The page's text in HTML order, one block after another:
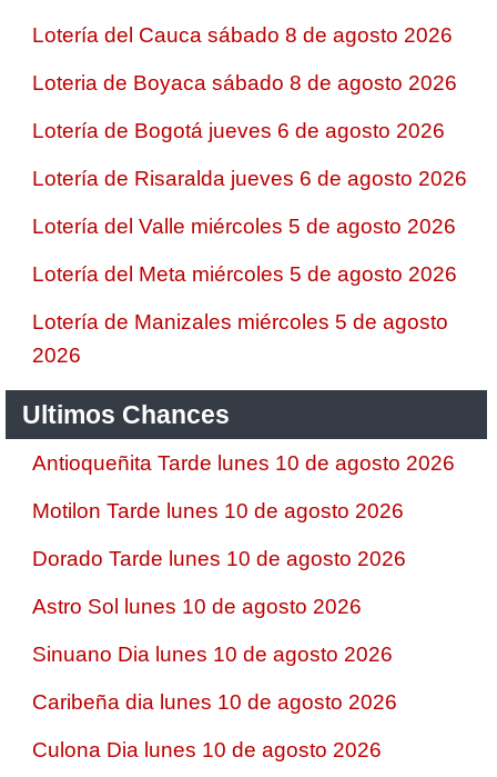
Lotería del Cauca sábado 8 de agosto 2026
Loteria de Boyaca sábado 8 de agosto 2026
Lotería de Bogotá jueves 6 de agosto 2026
Lotería de Risaralda jueves 6 de agosto 2026
Lotería del Valle miércoles 5 de agosto 2026
Lotería del Meta miércoles 5 de agosto 2026
Lotería de Manizales miércoles 5 de agosto
2026
Ultimos Chances
Antioqueñita Tarde lunes 10 de agosto 2026
Motilon Tarde lunes 10 de agosto 2026
Dorado Tarde lunes 10 de agosto 2026
Astro Sol lunes 10 de agosto 2026
Sinuano Dia lunes 10 de agosto 2026
Caribeña dia lunes 10 de agosto 2026
Culona Dia lunes 10 de agosto 2026